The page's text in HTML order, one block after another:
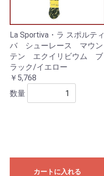
La Sportiva・ラ スポルティ
バ シューレース マウン
テン エクイリビウム ブ
ラック/イエロー
￥5,768
数量
カートに入れる